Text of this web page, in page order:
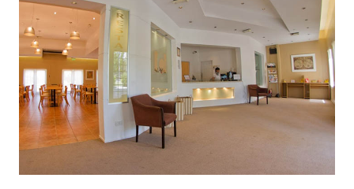
Campos recreativos
Inscripción on-line
Tarifas
Videos de turismo
COMPRAS
BOLETAS